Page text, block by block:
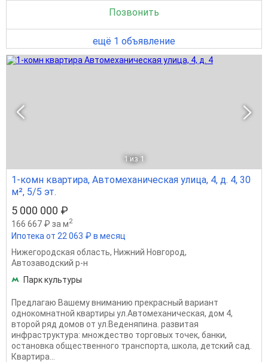
Позвонить
ещё 1 объявление
1 из 1
1-комн квартира, Автомеханическая улица, 4, д. 4, 30
м², 5/5 эт.
5 000 000 ₽
166 667 ₽ за м2
Ипотека от 22 063 ₽ в месяц
Нижегородская область, Нижний Новгород,
Автозаводский р-н
Парк культуры
Предлагаю Вашему вниманию прекрасный вариант
однокомнатной квартиры ул.Автомеханическая, дом 4,
второй ряд домов от ул.Веденяпина. развитая
инфраструктура: множдество торговых точек, банки,
остановка общественного транспорта, школа, детский сад.
Квартира...